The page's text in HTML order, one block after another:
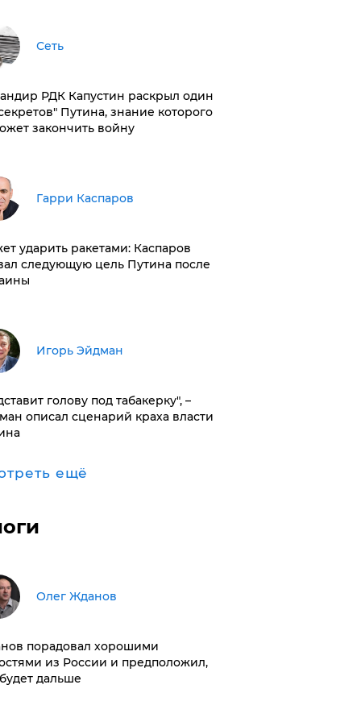
Сеть
РДК Капустин раскрыл один
Путина, знание которого
закончить войну
Гарри Каспаров
ударить ракетами: Каспаров
следующую цель Путина после
Игорь Эйдман
голову под табакерку", –
описал сценарий краха власти
ещё
Олег Жданов
порадовал хорошими
из России и предположил,
дальше